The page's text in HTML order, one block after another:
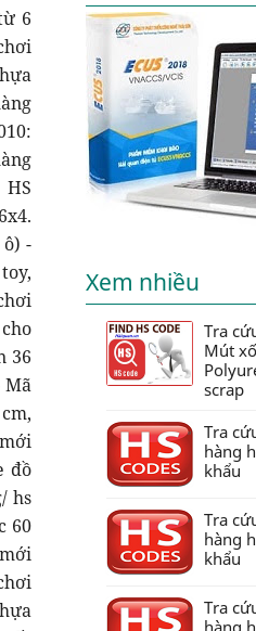
Xem nhiều
Tra
Mút
scrap
Tra
hàng
khẩu
Tra
hàng
khẩu
Tra
hàng